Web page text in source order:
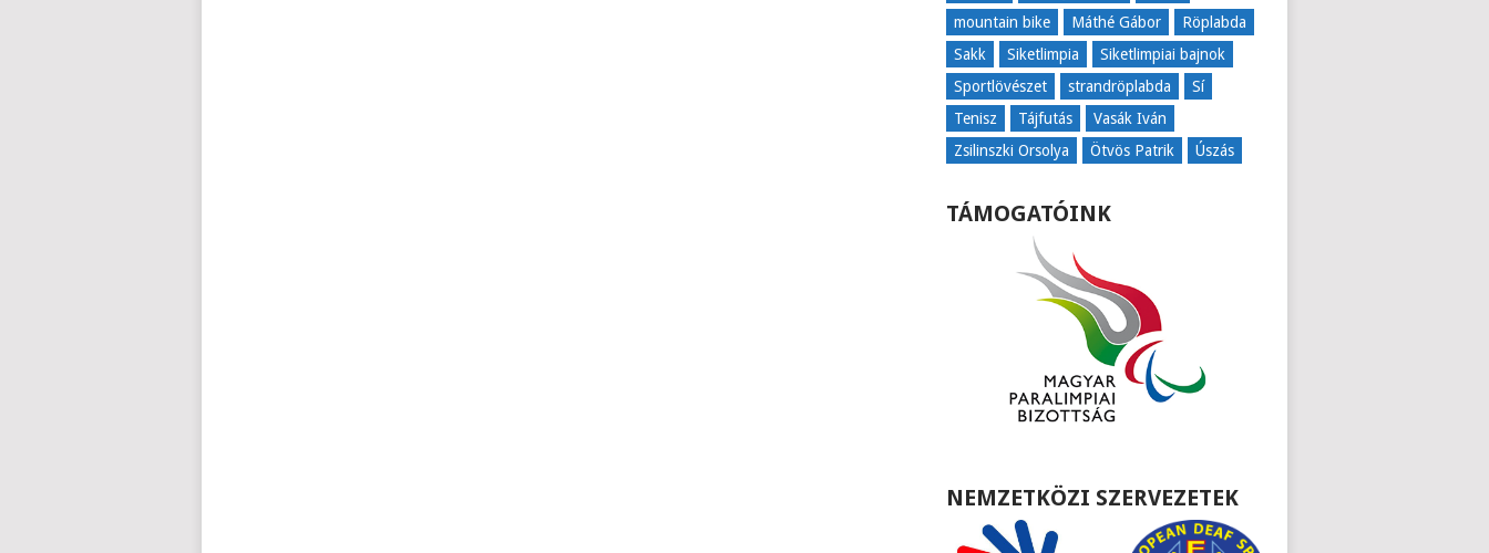
mountain bike
Máthé Gábor
Röplabda
Sakk
Siketlimpia
Siketlimpiai bajnok
Sportlövészet
strandröplabda
Sí
Tenisz
Tájfutás
Vasák Iván
Zsilinszki Orsolya
Ötvös Patrik Úszás
TÁMOGATÓINK
NEMZETKÖZI SZERVEZETEK